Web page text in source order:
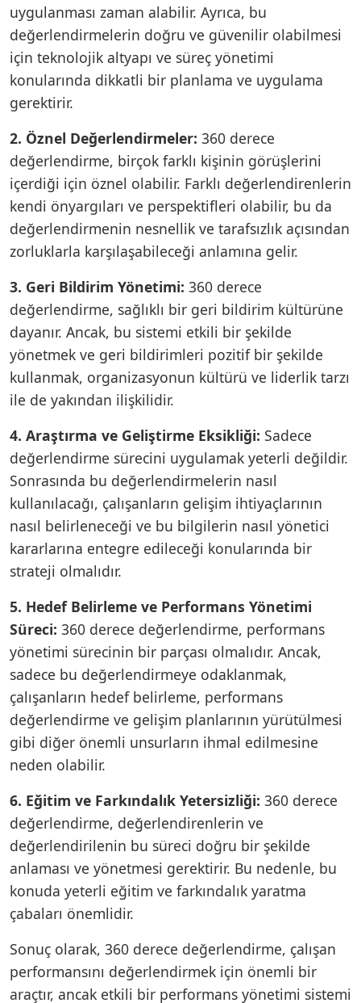
uygulanması zaman alabilir. Ayrıca, bu
değerlendirmelerin doğru ve güvenilir olabilmesi
için teknolojik altyapı ve süreç yönetimi
konularında dikkatli bir planlama ve uygulama
gerektirir.
2. Öznel Değerlendirmeler: 360 derece
değerlendirme, birçok farklı kişinin görüşlerini
içerdiği için öznel olabilir. Farklı değerlendirenlerin
kendi önyargıları ve perspektifleri olabilir, bu da
değerlendirmenin nesnellik ve tarafsızlık açısından
zorluklarla karşılaşabileceği anlamına gelir.
3. Geri Bildirim Yönetimi: 360 derece
değerlendirme, sağlıklı bir geri bildirim kültürüne
dayanır. Ancak, bu sistemi etkili bir şekilde
yönetmek ve geri bildirimleri pozitif bir şekilde
kullanmak, organizasyonun kültürü ve liderlik tarzı
ile de yakından ilişkilidir.
4. Araştırma ve Geliştirme Eksikliği: Sadece
değerlendirme sürecini uygulamak yeterli değildir.
Sonrasında bu değerlendirmelerin nasıl
kullanılacağı, çalışanların gelişim ihtiyaçlarının
nasıl belirleneceği ve bu bilgilerin nasıl yönetici
kararlarına entegre edileceği konularında bir
strateji olmalıdır.
5. Hedef Belirleme ve Performans Yönetimi
Süreci: 360 derece değerlendirme, performans
yönetimi sürecinin bir parçası olmalıdır. Ancak,
sadece bu değerlendirmeye odaklanmak,
çalışanların hedef belirleme, performans
değerlendirme ve gelişim planlarının yürütülmesi
gibi diğer önemli unsurların ihmal edilmesine
neden olabilir.
6. Eğitim ve Farkındalık Yetersizliği: 360 derece
değerlendirme, değerlendirenlerin ve
değerlendirilenin bu süreci doğru bir şekilde
anlaması ve yönetmesi gerektirir. Bu nedenle, bu
konuda yeterli eğitim ve farkındalık yaratma
çabaları önemlidir.
Sonuç olarak, 360 derece değerlendirme, çalışan
performansını değerlendirmek için önemli bir
araçtır, ancak etkili bir performans yönetimi sistemi